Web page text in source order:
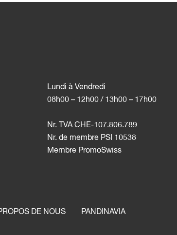
Lundi à Vendredi
08h00 – 12h00 / 13h00 – 17h00
Nr. TVA CHE-107.806.789
Nr. de membre PSI 10538
Membre PromoSwiss
DE NOUS PANDINAVIA